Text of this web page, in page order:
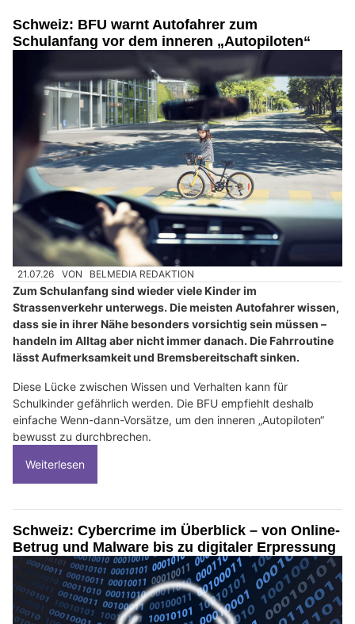
Schweiz: BFU warnt Autofahrer zum
Schulanfang vor dem inneren „Autopiloten“
21.07.26 VON BELMEDIA REDAKTION
Zum Schulanfang sind wieder viele Kinder im
Strassenverkehr unterwegs. Die meisten Autofahrer wissen,
dass sie in ihrer Nähe besonders vorsichtig sein müssen –
handeln im Alltag aber nicht immer danach. Die Fahrroutine
lässt Aufmerksamkeit und Bremsbereitschaft sinken.
Diese Lücke zwischen Wissen und Verhalten kann für
Schulkinder gefährlich werden. Die BFU empfiehlt deshalb
einfache Wenn-dann-Vorsätze, um den inneren „Autopiloten“
bewusst zu durchbrechen.
Weiterlesen
Schweiz: Cybercrime im Überblick – von Online-
Betrug und Malware bis zu digitaler Erpressung